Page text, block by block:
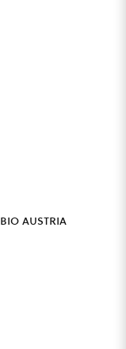
bio austria